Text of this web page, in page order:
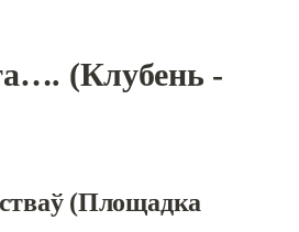
(Клубень -
(Площадка